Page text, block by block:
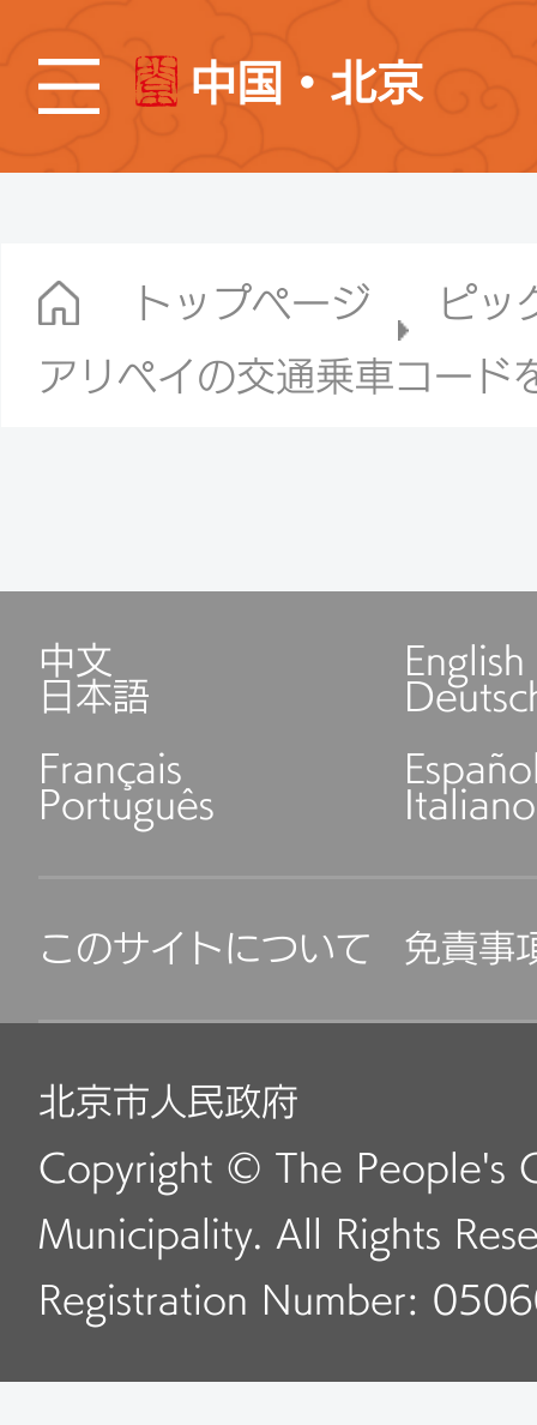
中国・北京
トップページ
ピッ
アリペイの交通乗車コード
中文 English
日本語
Français
Português Italiano
このサイトについて 免責事
北京市人民政府
Copyright © The People's
Municipality. All Rights
Registration Number: